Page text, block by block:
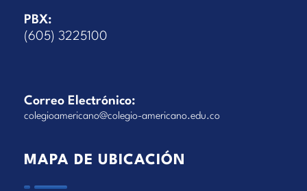
PBX:
(605) 3225100
Correo Electrónico:
colegioamericano@colegio-americano.edu.co
MAPA DE UBICACIÓN